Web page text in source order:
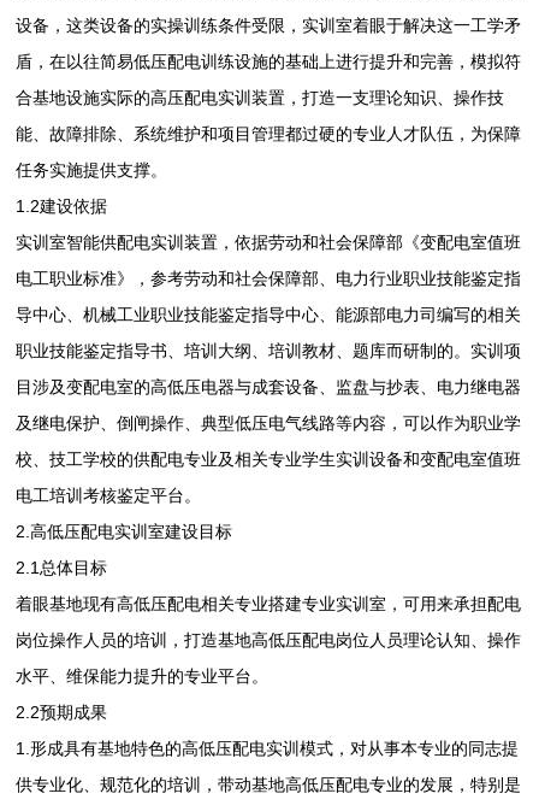
设备，这类设备的实操训练条件受限，实训室着眼于解决这一工学矛
盾，在以往简易低压配电训练设施的基础上进行提升和完善，模拟符
合基地设施实际的高压配电实训装置，打造一支理论知识、操作技
能、故障排除、系统维护和项目管理都过硬的专业人才队伍，为保障
任务实施提供支撑。
1.2建设依据
实训室智能供配电实训装置，依据劳动和社会保障部《变配电室值班
电工职业标准》，参考劳动和社会保障部、电力行业职业技能鉴定指
导中心、机械工业职业技能鉴定指导中心、能源部电力司编写的相关
职业技能鉴定指导书、培训大纲、培训教材、题库而研制的。实训项
目涉及变配电室的高低压电器与成套设备、监盘与抄表、电力继电器
及继电保护、倒闸操作、典型低压电气线路等内容，可以作为职业学
校、技工学校的供配电专业及相关专业学生实训设备和变配电室值班
电工培训考核鉴定平台。
2.高低压配电实训室建设目标
2.1总体目标
着眼基地现有高低压配电相关专业搭建专业实训室，可用来承担配电
岗位操作人员的培训，打造基地高低压配电岗位人员理论认知、操作
水平、维保能力提升的专业平台。
2.2预期成果
1.形成具有基地特色的高低压配电实训模式，对从事本专业的同志提
供专业化、规范化的培训，带动基地高低压配电专业的发展，特别是